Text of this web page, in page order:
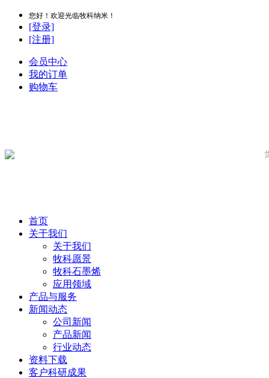
您好！欢迎光临牧科纳米！
[登录]
[注册]
会员中心
我的订单
购物车
首页
关于我们
关于我们
牧科愿景
牧科石墨烯
应用领域
产品与服务
新闻动态
公司新闻
产品新闻
行业动态
资料下载
客户科研成果